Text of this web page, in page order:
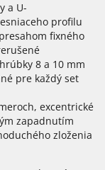
a U-
profilu
fixného
8 a 10 mm
pre každý set
excentrické
zapadnutím
zloženia